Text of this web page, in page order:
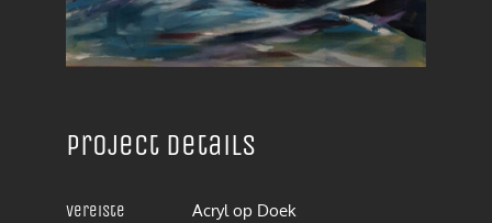
Project details
Vereiste
Acryl op Doek